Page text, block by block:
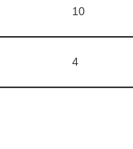
10
4